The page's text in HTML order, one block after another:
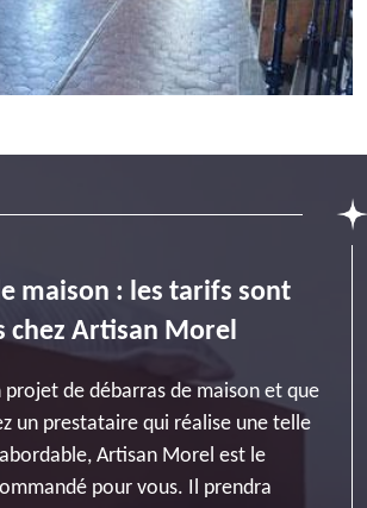
maison : les tarifs sont
chez Artisan Morel
projet de débarras de maison et que
un prestataire qui réalise une telle
Artisan Morel est le
pour vous. Il prendra